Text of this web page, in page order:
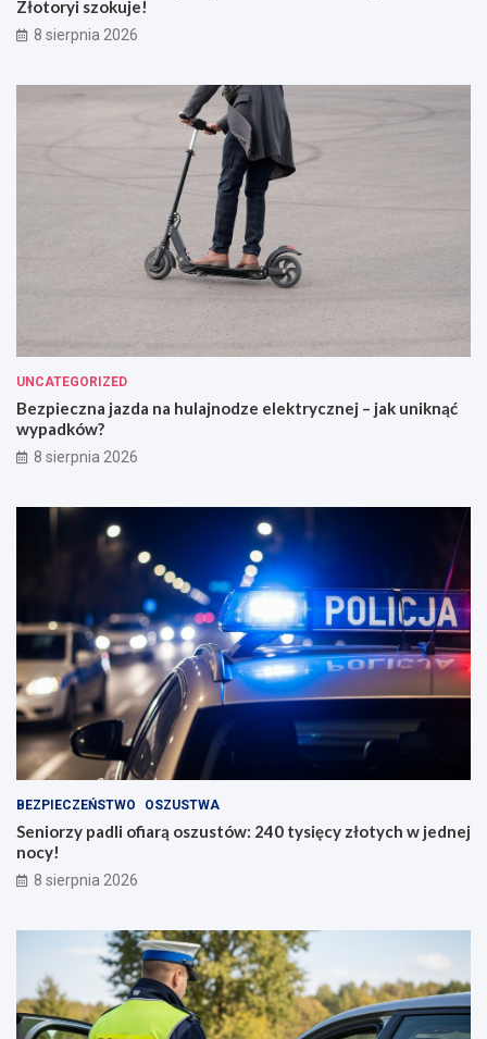
Złotoryi szokuje!
8 sierpnia 2026
UNCATEGORIZED
Bezpieczna jazda na hulajnodze elektrycznej – jak uniknąć
wypadków?
8 sierpnia 2026
BEZPIECZEŃSTWO OSZUSTWA
Seniorzy padli ofiarą oszustów: 240 tysięcy złotych w jednej
nocy!
8 sierpnia 2026